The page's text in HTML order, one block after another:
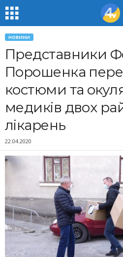
НОВИНИ
Представники
Порошенка
костюми та
медиків двох
лікарень
22.04.2020